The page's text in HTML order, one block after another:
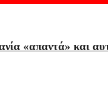
«απαντά» και